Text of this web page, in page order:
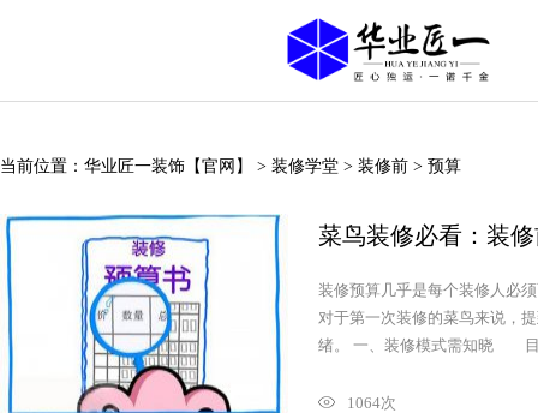
当前位置： 华业匠一装饰【官网】 > 装修学堂 > 装修前 > 预算
菜鸟装修必看：装
装修预算几乎是每个装修人必
对于第一次装修的菜鸟来说，
绪。 一、装修模式需知晓 目
1064次